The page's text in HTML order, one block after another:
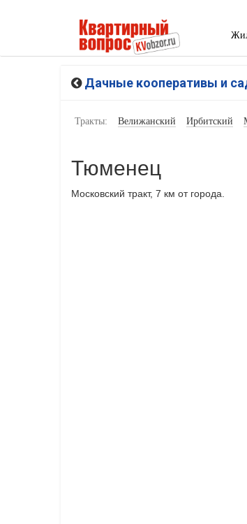
Дачные кооперативы и
Тракты: Велижанский Ирбитский
Тюменец
Московский тракт, 7 км от города.